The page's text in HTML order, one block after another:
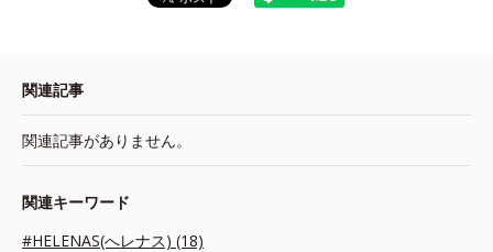
関連記事
関連記事がありません。
関連キーワード
#HELENAS(へレナス) (18)